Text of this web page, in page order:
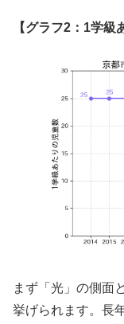
【グラフ2：1学級
まず「光」の側面
挙げられます。長